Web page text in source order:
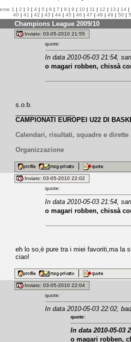
1 | 2 | 3 | 4 | 5 | 6 | 7 | 8 | 9 | 10 | 11 | 12 | 13 | 14 |
40 | 41 | 42 | 43 | 44 | 45 | 46 | 47 | 48 | 49 | 50 |
Champions League 2009/10
Inviato: 03-05-2010 21:55
quote:
In data 2010-05-03 21:54,
o magari robben, chissà
s.o.b.
CAMPIONATI EUROPEI U22 DI
Calendari, risultati, squadre e dirette
Organizzazione
Inviato: 03-05-2010 22:02
quote:
In data 2010-05-03 21:54,
o magari robben, chissà
eh lo so,è pure tra i miei favoriti,ma la
ciao!
Inviato: 03-05-2010 22:04
quote:
In data 2010-05-03 22:02,
quote:
In data 2010-05-03
o magari robben,